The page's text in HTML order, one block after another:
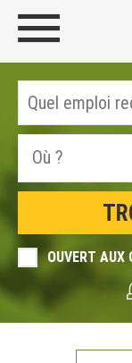
OUVERT AUX